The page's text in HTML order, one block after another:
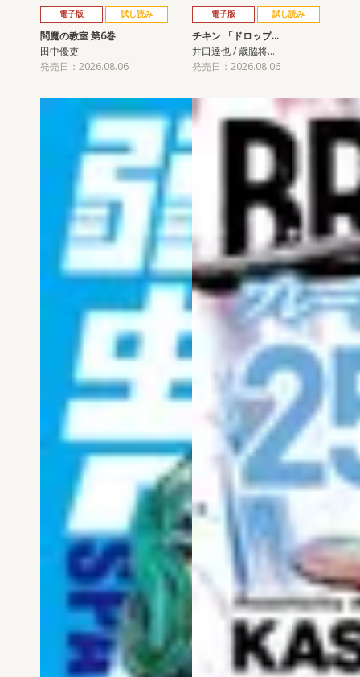
電子版 試し読み
閻魔の教室 第6巻
田中優吏
発売日：2026.08.06
電子版 試し読み
チキン 「ドロップ…
井口達也 / 歳脇将…
発売日：2026.08.06